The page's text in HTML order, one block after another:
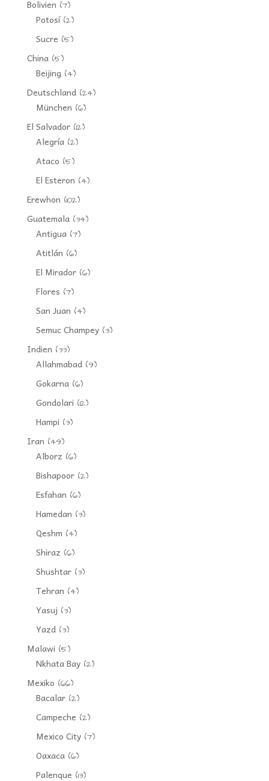
Bolivien (7)
Potosí(2)
Sucre (5)
China(5)
Beijing (4)
Deutschland(24)
München (6)
El Salvador(12)
Alegría(2)
Ataco (5)
El Esteron (4)
Erewhon (102)
Guatemala(34)
Antigua(7)
Atitlán (6)
El Mirador(6)
Flores (7)
San Juan (4)
Semuc Champey(3)
Indien (33)
Allahmabad(9)
Gokarna(6)
Gondolari (12)
Hampi (3)
Iran (49)
Alborz (6)
Bishapoor(2)
Esfahan (6)
Hamedan (3)
Qeshm (4)
Shiraz (6)
Shushtar(3)
Tehran (4)
Yasuj (3)
Yazd(3)
Malawi (5)
Nkhata Bay(2)
Mexiko (66)
Bacalar(2)
Campeche (2)
Mexico City(7)
Oaxaca(6)
Palenque (13)